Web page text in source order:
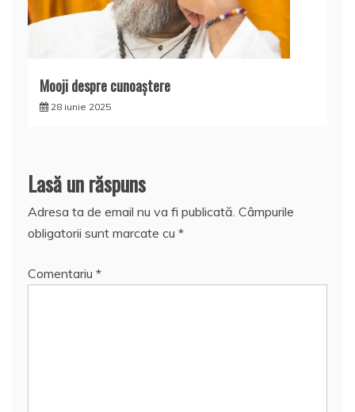
Mooji despre cunoaştere
28 iunie 2025
Lasă un răspuns
Adresa ta de email nu va fi publicată. Câmpurile
obligatorii sunt marcate cu *
Comentariu *